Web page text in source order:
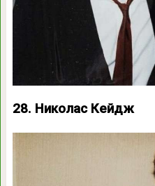
28. Николас Кейдж